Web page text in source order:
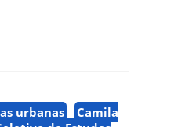
urbanas
Camila